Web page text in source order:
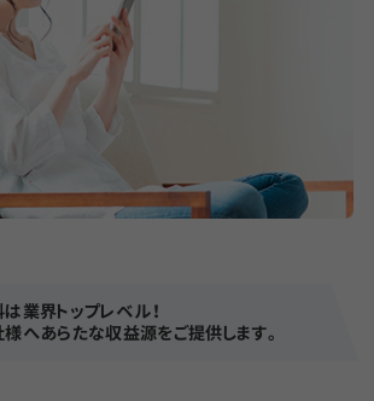
業界トップレベル！
へあらたな収益源をご提供します。